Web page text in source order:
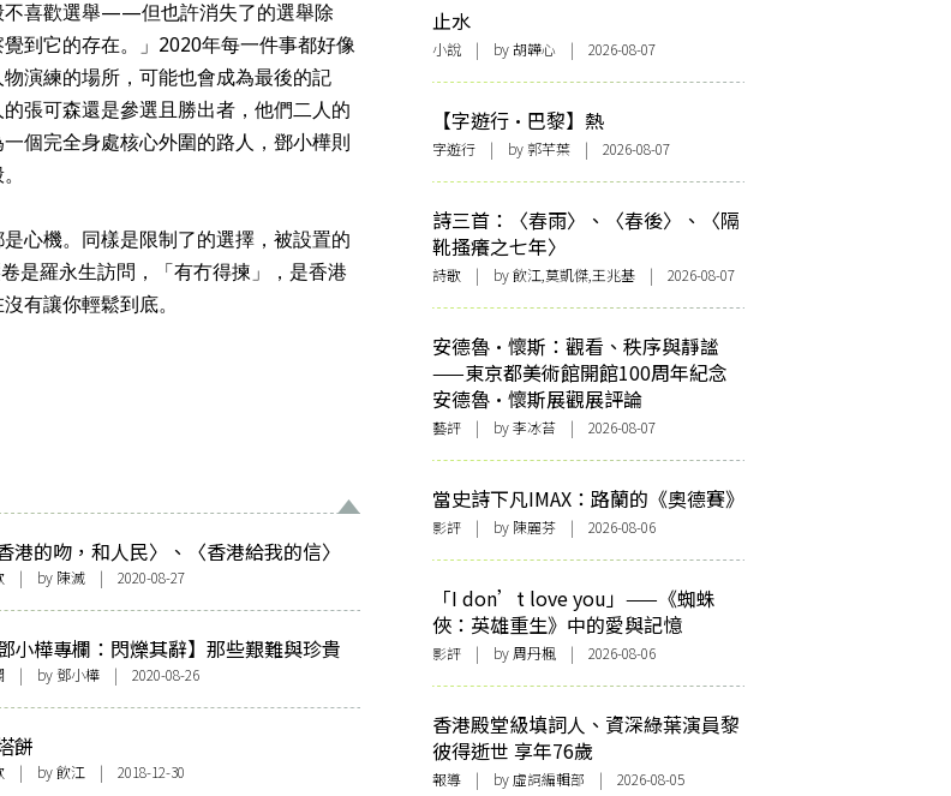
不喜歡選舉——但也許消失了的選舉除
到它的存在。」2020年每一件事都好像
演練的場所，可能也會成為最後的記
張可森還是參選且勝出者，他們二人的
個完全身處核心外圍的路人，鄧小樺則
心機。同樣是限制了的選擇，被設置的
是羅永生訪問，「有冇得揀」，是香港
有讓你輕鬆到底。
港的吻，和人民〉、〈香港給我的信〉
| by 陳滅 | 2020-08-27
鄧小樺專欄：閃爍其辭】那些艱難與珍貴
質，值得被歷史記住
| by鄧小樺 | 2020-08-26
餅
| by飲江 | 2018-12-30
止水
小說 | by 胡韡心 | 2026-08-07
【字遊行·巴黎】熱
字遊行 | by 郭芊葉 | 2026-08-07
詩三首：〈春雨〉、〈春後〉、〈隔
靴搔癢之七年〉
詩歌 | by 飲江,莫凱傑,王兆基 | 2026-08-07
安德魯·懷斯：觀看、秩序與靜謐
——東京都美術館開館100周年紀念
安德魯·懷斯展觀展評論
藝評 | by 李冰苔 | 2026-08-07
當史詩下凡IMAX：路蘭的《奧德賽》
影評 | by 陳麗芬 | 2026-08-06
「I don’t love you」——《蜘蛛
俠：英雄重生》中的愛與記憶
影評 | by 周丹楓 | 2026-08-06
香港殿堂級填詞人、資深綠葉演員黎
彼得逝世 享年76歲
報導 | by 虛詞編輯部 | 2026-08-05